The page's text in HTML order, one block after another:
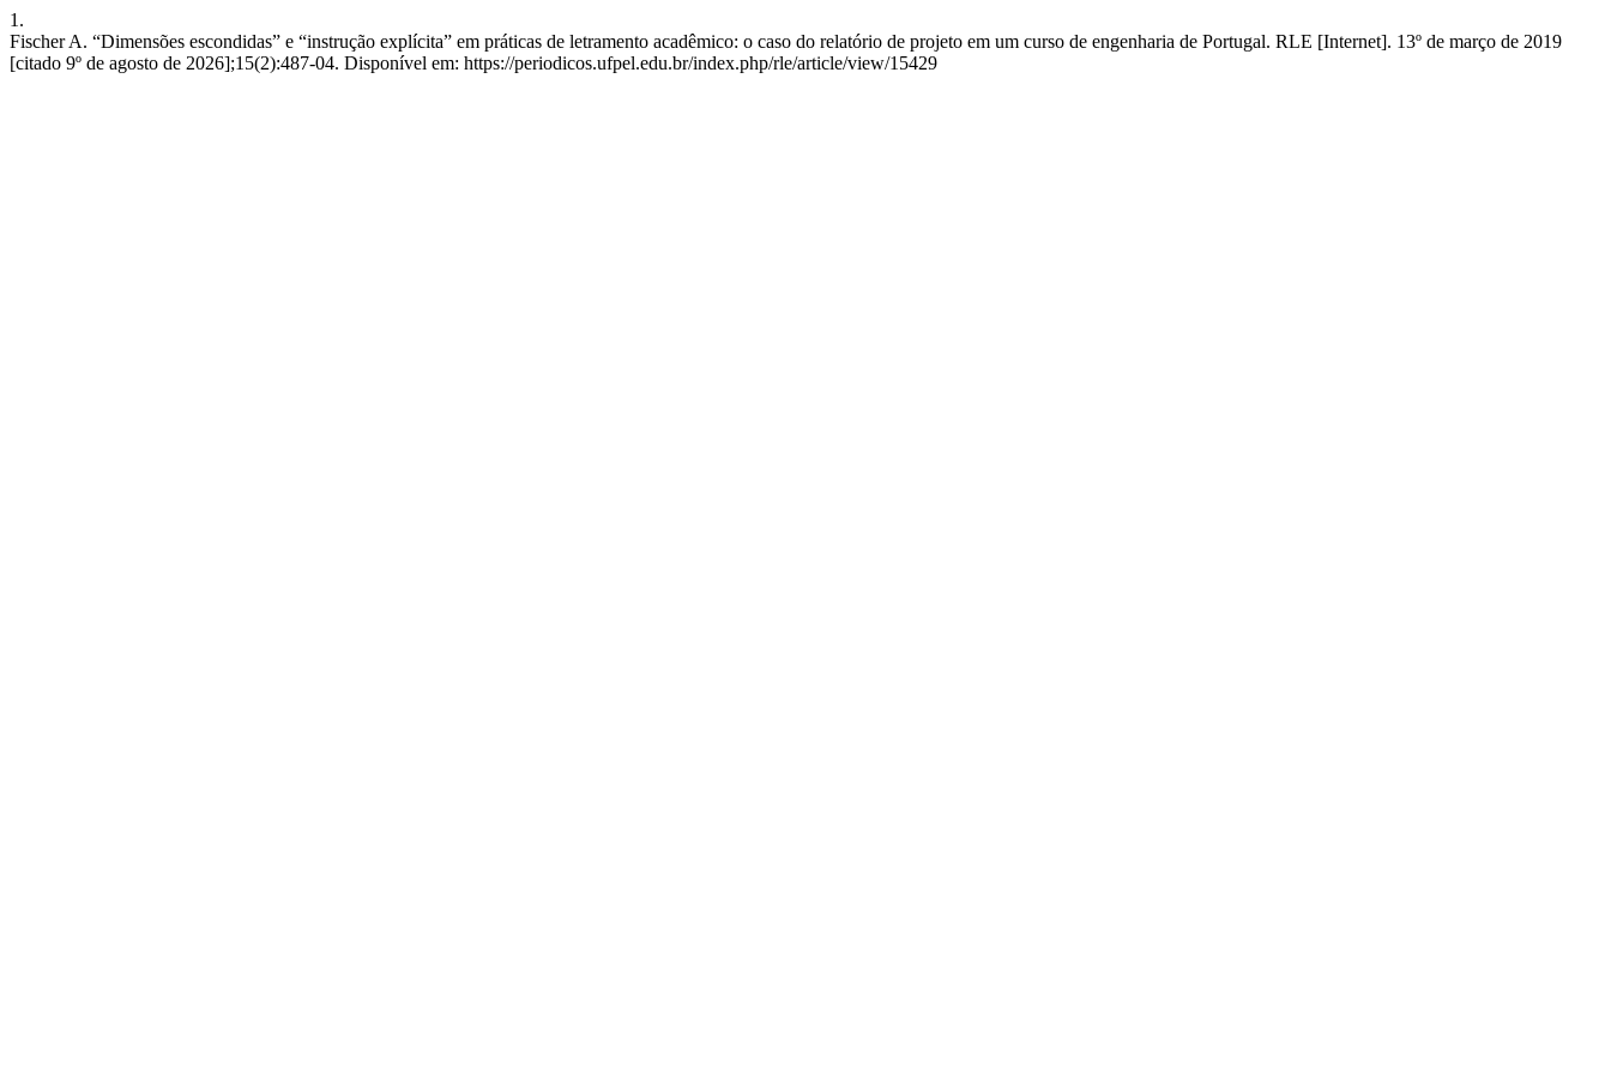
1.
Fischer A. “Dimensões escondidas” e “instrução explícita” em práticas de letramento acadêmico: o caso do relatório de projeto em um curso de engenharia de Portugal. RLE [Internet]. 13º de março de 2019
[citado 9º de agosto de 2026];15(2):487-04. Disponível em: https://periodicos.ufpel.edu.br/index.php/rle/article/view/15429